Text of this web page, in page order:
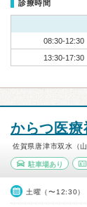
診療時間
08:30-12:30
13:30-17:30
からつ医療
佐賀県唐津市双水（山
駐車場あり
土曜（〜12:30）